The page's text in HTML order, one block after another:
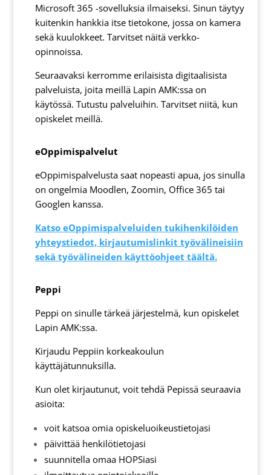
Microsoft 365 -sovelluksia ilmaiseksi. Sinun täytyy
kuitenkin hankkia itse tietokone, jossa on kamera
sekä kuulokkeet. Tarvitset näitä verkko-
opinnoissa.
Seuraavaksi kerromme erilaisista digitaalisista
palveluista, joita meillä Lapin AMK:ssa on
käytössä. Tutustu palveluihin. Tarvitset niitä, kun
opiskelet meillä.
eOppimispalvelut
eOppimispalvelusta saat nopeasti apua, jos sinulla
on ongelmia Moodlen, Zoomin, Office 365 tai
Googlen kanssa.
Katso eOppimispalveluiden tukihenkilöiden
yhteystiedot, kirjautumislinkit työvälineisiin
sekä työvälineiden käyttöohjeet täältä.
Peppi
Peppi on sinulle tärkeä järjestelmä, kun opiskelet
Lapin AMK:ssa.
Kirjaudu Peppiin korkeakoulun
käyttäjätunnuksilla.
Kun olet kirjautunut, voit tehdä Pepissä seuraavia
asioita:
voit katsoa omia opiskeluoikeustietojasi
päivittää henkilötietojasi
suunnitella omaa HOPSiasi